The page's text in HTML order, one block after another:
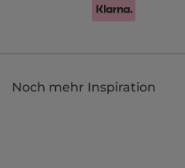
Noch mehr Inspiration